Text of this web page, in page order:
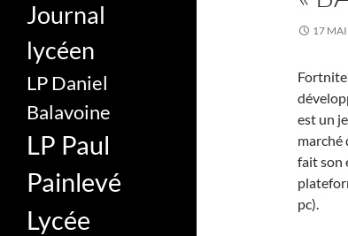
17
est un
marché
fait son
pc).
Journal
lycéen
LP Daniel
Balavoine
LP Paul
Painlevé
Lycée